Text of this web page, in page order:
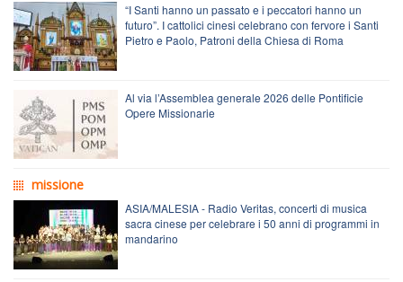
“I Santi hanno un passato e i peccatori hanno un
futuro”. I cattolici cinesi celebrano con fervore i Santi
Pietro e Paolo, Patroni della Chiesa di Roma
Al via l’Assemblea generale 2026 delle Pontificie
Opere Missionarie
missione
ASIA/MALESIA - Radio Veritas, concerti di musica
sacra cinese per celebrare i 50 anni di programmi in
mandarino